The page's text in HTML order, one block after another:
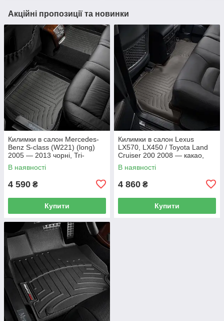
Акційні пропозиції та новинки
Килимки в салон Mercedes-
Benz S-class (W221) (long)
2005 — 2013 чорні, Tri-
Extruded (WeatherTech) —
другий ряд
В наявності
4 590 ₴
Купити
Килимки в салон Lexus
LX570, LX450 / Toyota Land
Cruiser 200 2008 — какао,
Tri-Extruded (WeatherTech) —
другий ряд
В наявності
4 860 ₴
Купити